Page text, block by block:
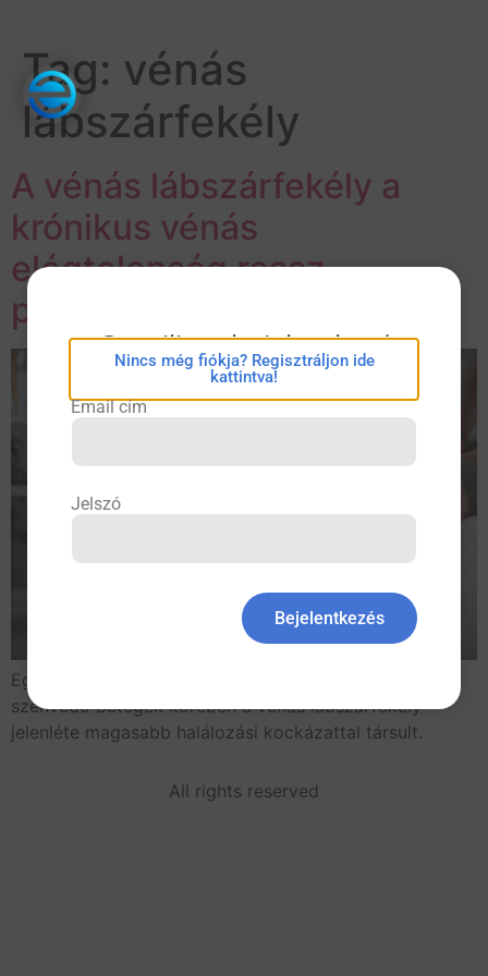
Tag: vénás
lábszárfekély
A vénás lábszárfekély a
krónikus vénás
elégtelenség rossz
prognózisát jelezheti
Egy tanulmányban a krónikus vénás elégtelenségben
szenvedő betegek körében a vénás lábszárfekély
jelenléte magasabb halálozási kockázattal társult.
All rights reserved
eConsilium bejelentkezés
Nincs még fiókja? Regisztráljon ide
kattintva!
Email cím
Jelszó
Bejelentkezés